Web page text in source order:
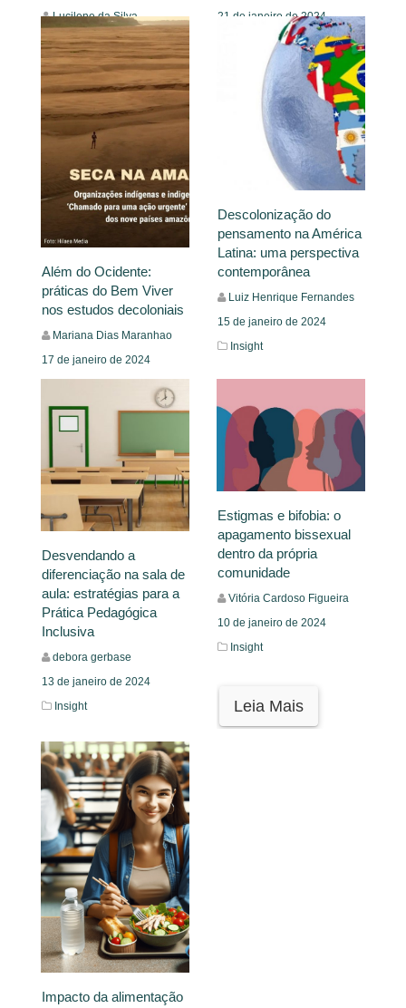
Lucilene da Silva
Milhomem Campos
25 de janeiro de 2024
Leia Mais
21 de janeiro de 2024
Leia Mais
Além do Ocidente:
práticas do Bem Viver
nos estudos decoloniais
Mariana Dias Maranhao
17 de janeiro de 2024
Leia Mais
Descolonização do
pensamento na América
Latina: uma perspectiva
contemporânea
Luiz Henrique Fernandes
15 de janeiro de 2024
Insight
Leia Mais
Desvendando a
diferenciação na sala de
aula: estratégias para a
Prática Pedagógica
Inclusiva
debora gerbase
13 de janeiro de 2024
Insight
Leia Mais
Estigmas e bifobia: o
apagamento bissexual
dentro da própria
comunidade
Vitória Cardoso Figueira
10 de janeiro de 2024
Insight
Leia Mais
Impacto da alimentação